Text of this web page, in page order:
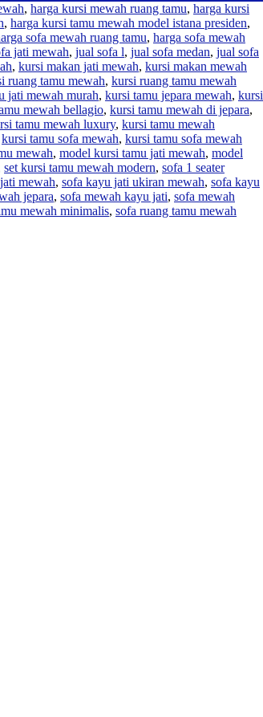
, harga kursi mewah ruang tamu, harga kursi
, harga kursi tamu mewah model istana presiden,
sofa mewah ruang tamu, harga sofa mewah
jati mewah, jual sofa l, jual sofa medan, jual sofa
, kursi makan jati mewah, kursi makan mewah
ruang tamu mewah, kursi ruang tamu mewah
jati mewah murah, kursi tamu jepara mewah, kursi
mewah bellagio, kursi tamu mewah di jepara,
tamu mewah luxury, kursi tamu mewah
kursi tamu sofa mewah, kursi tamu sofa mewah
mewah, model kursi tamu jati mewah, model
set kursi tamu mewah modern, sofa 1 seater
mewah, sofa kayu jati ukiran mewah, sofa kayu
jepara, sofa mewah kayu jati, sofa mewah
mewah minimalis, sofa ruang tamu mewah